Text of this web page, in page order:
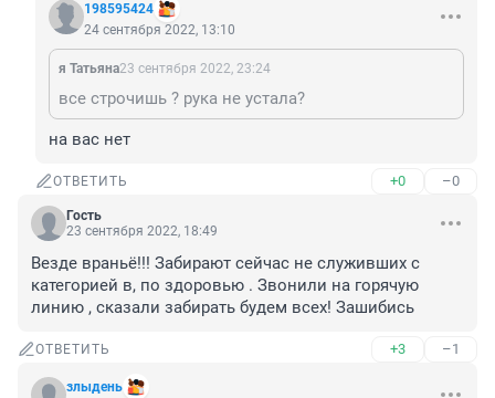
198595424
24 сентября 2022, 13:10
я Татьяна23 сентября 2022, 23:24
все строчишь ? рука не устала?
на вас нет
ОТВЕТИТЬ +0 –0
Гость
23 сентября 2022, 18:49
Везде враньё!!! Забирают сейчас не служивших с
категорией в, по здоровью . Звонили на горячую
линию , сказали забирать будем всех! Зашибись
ОТВЕТИТЬ +3 –1
злыдень